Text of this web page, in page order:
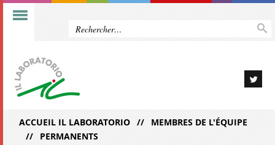
ACCUEIL IL LABORATORIO
MEMBRES DE L'ÉQUIPE
PERMANENTS